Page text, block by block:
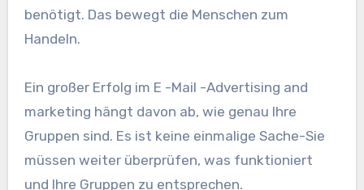
benötigt. Das bewegt die Menschen zum
Handeln.
Ein großer Erfolg im E -Mail -Advertising and
marketing hängt davon ab, wie genau Ihre
Gruppen sind. Es ist keine einmalige Sache-Sie
müssen weiter überprüfen, was funktioniert
und Ihre Gruppen zu entsprechen.